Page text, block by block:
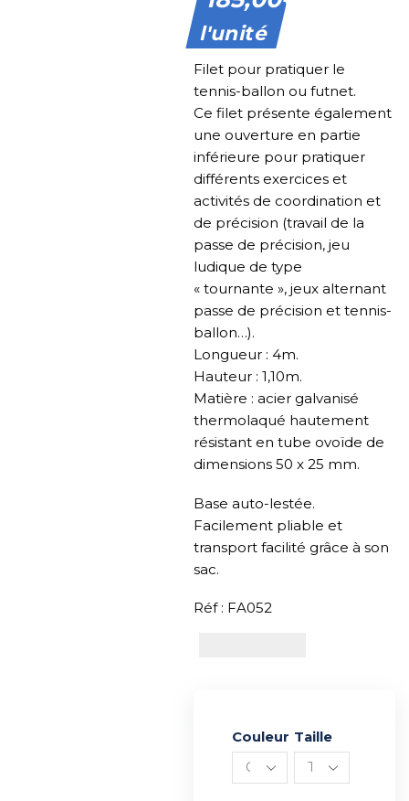
l'unité
Filet pour pratiquer le
tennis-ballon ou futnet.
Ce filet présente également
une ouverture en partie
inférieure pour pratiquer
différents exercices et
activités de coordination et
de précision (travail de la
passe de précision, jeu
ludique de type
« tournante », jeux alternant
passe de précision et tennis-
ballon…).
Longueur : 4m.
Hauteur : 1,10m.
Matière : acier galvanisé
thermolaqué hautement
résistant en tube ovoïde de
dimensions 50 x 25 mm.
Base auto-lestée.
Facilement pliable et
transport facilité grâce à son
sac.
Réf : FA052
Couleur Taille
Alternative: